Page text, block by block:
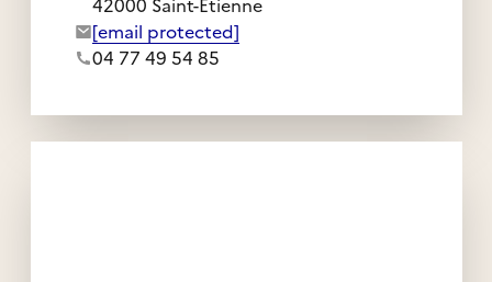
42000 Saint-Étienne
Adresse e-mail de l'association :
[email protected]
Numéro de téléphone de l'association :
04 77 49 54 85